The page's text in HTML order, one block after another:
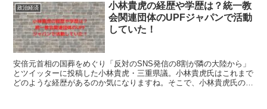
政治経済
小林貴虎の経歴や学歴は？統一教
会関連団体のUPFジャパンで活動
していた！
安倍元首相の国葬をめぐり「反対のSNS発信の8割が隣の大陸から」
とツイッターに投稿した小林貴虎・三重県議。小林貴虎氏はこれまで
どのような経歴があるのか気になりますね。そこで、小林貴虎氏の経